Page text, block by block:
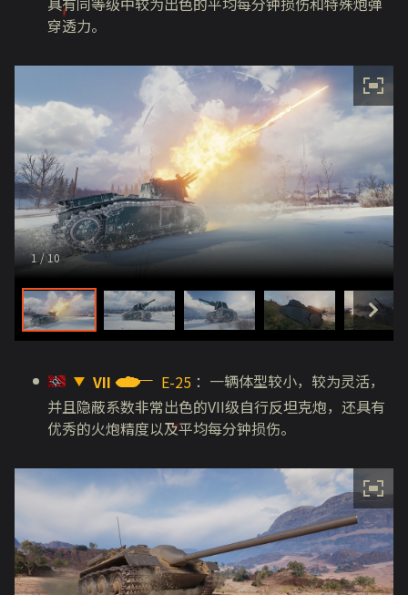
穿透力。
1/ 10
VII E-25 ：一辆体型较小，较为灵活，
并且隐蔽系数非常出色的VII级自行反坦克炮，还具有
优秀的火炮精度以及平均每分钟损伤。